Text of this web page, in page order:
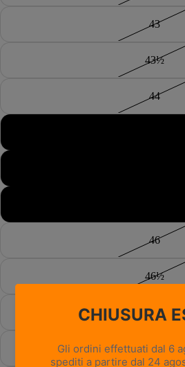
43
43½
44
46
46½
47
47½